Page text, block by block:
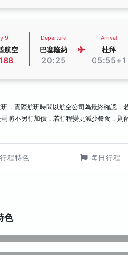
9
航空
Departure
巴塞隆納
20:25
Arrival
杜拜
05:55+1
，實際航班時間以航空公司為最終確認，
司將不另行加價，若行程變更減少餐食，則
行程特色 每日行程
色